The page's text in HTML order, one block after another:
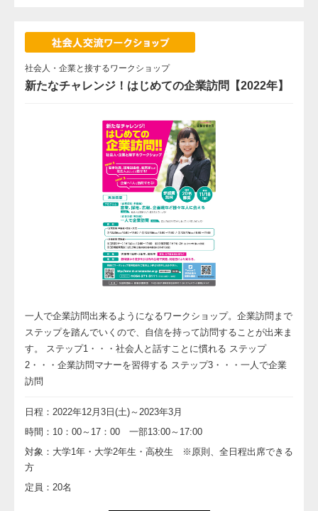
社会人・企業と接するワークショップ
新たなチャレンジ！はじめての企業訪問【2022年】
一人で企業訪問出来るようになるワークショップ。企業訪問まで
ステップを踏んでいくので、自信を持って訪問することが出来ま
す。 ステップ1・・・社会人と話すことに慣れる ステップ
2・・・企業訪問マナーを習得する ステップ3・・・一人で企業
訪問
日程：2022年12月3日(土)～2023年3月
時間：10：00～17：00 一部13:00～17:00
対象：大学1年・大学2年生・高校生 ※原則、全日程出席できる
方
定員：20名